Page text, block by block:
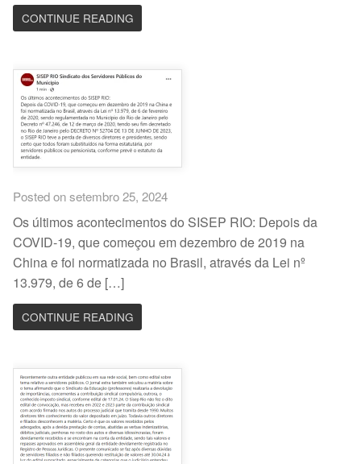
CONTINUE READING
Posted on setembro 25, 2024
Os últimos acontecimentos do SISEP RIO: Depois da
COVID-19, que começou em dezembro de 2019 na
China e foi normatizada no Brasil, através da Lei nº
13.979, de 6 de […]
CONTINUE READING